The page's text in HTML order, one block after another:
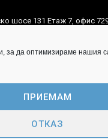
за да оптимизираме нашия
ПРИЕМАМ
ОТКАЗ
шосе 131 Етаж 7, офис